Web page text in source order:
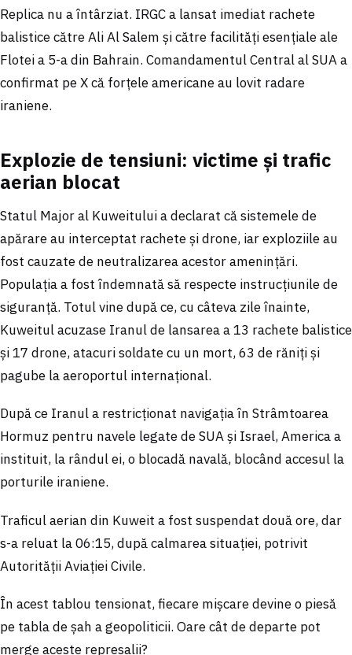
Replica nu a întârziat. IRGC a lansat imediat rachete
balistice către Ali Al Salem și către facilități esențiale ale
Flotei a 5-a din Bahrain. Comandamentul Central al SUA a
confirmat pe X că forțele americane au lovit radare
iraniene.
Explozie de tensiuni: victime și trafic
aerian blocat
Statul Major al Kuweitului a declarat că sistemele de
apărare au interceptat rachete și drone, iar exploziile au
fost cauzate de neutralizarea acestor amenințări.
Populația a fost îndemnată să respecte instrucțiunile de
siguranță. Totul vine după ce, cu câteva zile înainte,
Kuweitul acuzase Iranul de lansarea a 13 rachete balistice
și 17 drone, atacuri soldate cu un mort, 63 de răniți și
pagube la aeroportul internațional.
După ce Iranul a restricționat navigația în Strâmtoarea
Hormuz pentru navele legate de SUA și Israel, America a
instituit, la rândul ei, o blocadă navală, blocând accesul la
porturile iraniene.
Traficul aerian din Kuweit a fost suspendat două ore, dar
s-a reluat la 06:15, după calmarea situației, potrivit
Autorității Aviației Civile.
În acest tablou tensionat, fiecare mișcare devine o piesă
pe tabla de șah a geopoliticii. Oare cât de departe pot
merge aceste represalii?